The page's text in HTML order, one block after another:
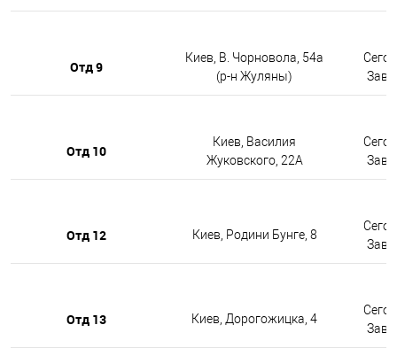
Отд 9
Киев, В. Чорновола, 54а
(р-н Жуляны)
Отд 10
Киев, Василия
Жуковского, 22А
Отд 12 Киев, Родини Бунге, 8
Отд 13 Киев, Дорогожицка, 4